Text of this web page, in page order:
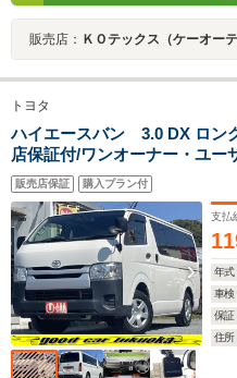
販売店： ＫＯテックス（ケーオーテ
トヨタ
ハイエースバン 3.0 DX ロン
店保証付/ワンオーナー・ユー
ト交換渡し/ドライブレコーダ
量1250kg/ディーゼルターボ/
両側スライドドア/ディーラー
販売店保証 購入プラン付
支払
年式
車検
保証
住所